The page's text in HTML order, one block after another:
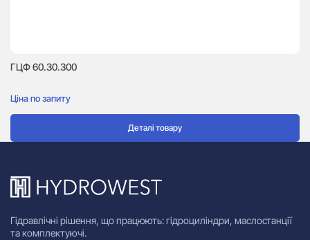
ГЦФ 60.30.300
Ціна по запиту
Деталі товару
Гідравлічні рішення, що працюють: гідроциліндри, маслостанції
та комплектуючі.